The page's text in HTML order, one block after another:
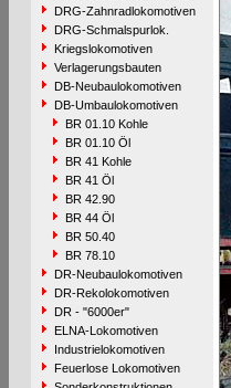
DRG-Zahnradlokomotiven
DRG-Schmalspurlok.
Kriegslokomotiven
Verlagerungsbauten
DB-Neubaulokomotiven
DB-Umbaulokomotiven
BR 01.10 Kohle
BR 01.10 Öl
BR 41 Kohle
BR 41 Öl
BR 42.90
BR 44 Öl
BR 50.40
BR 78.10
DR-Neubaulokomotiven
DR-Rekolokomotiven
DR - "6000er"
ELNA-Lokomotiven
Industrielokomotiven
Feuerlose Lokomotiven